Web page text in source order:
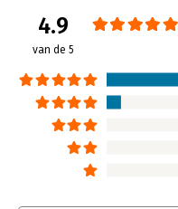
4.9
van de 5